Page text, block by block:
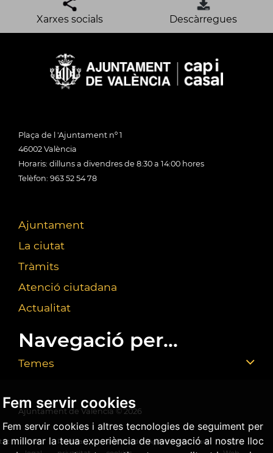
Fem servir cookies
Fem servir cookies i altres tecnologies de seguiment per
a millorar la teua experiència de navegació al nostre lloc
Xarxes socials Descàrregues
Plaça de l 'Ajuntament nº 1
46002 València
Horaris: dilluns a divendres de 8:30 a 14:00 hores
Telèfon: 963 52 54 78
Ajuntament
La ciutat
Tràmits
Atenció ciutadana
Actualitat
Navegació per...
Temes
Ajuntament de València ©2026
Avís
Política
Política de Agència Antifrau
Mapa